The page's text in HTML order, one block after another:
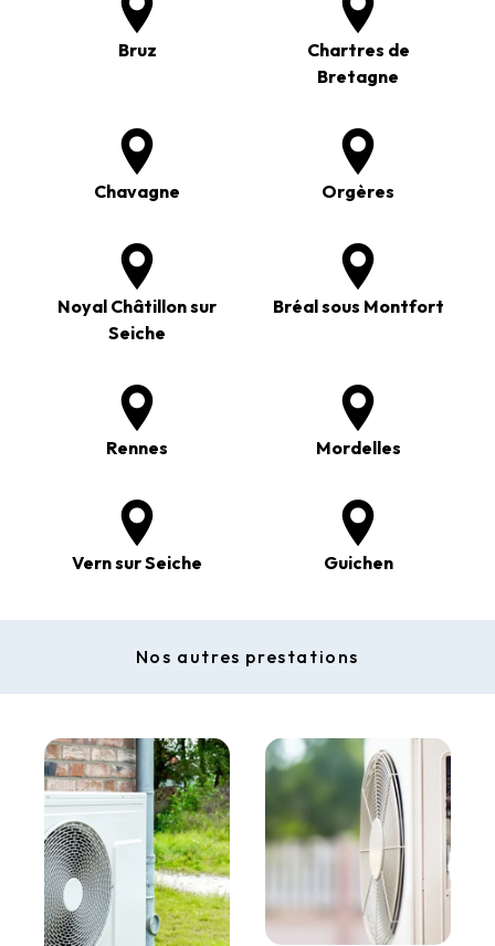
Bruz
Chartres de
Bretagne
Chavagne Orgères
Noyal Châtillon sur
Seiche
Bréal sous Montfort
Rennes Mordelles
Vern sur Seiche Guichen
Nos autres prestations